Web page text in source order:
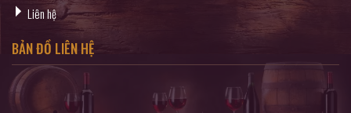
Liên hệ
BẢN ĐỒ LIÊN HỆ